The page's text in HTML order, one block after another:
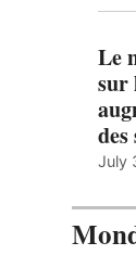
Le
sur
July